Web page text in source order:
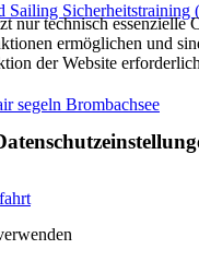
Sailing Sicherheitstraining
segeln Brombachsee
nur technisch essenzielle
ermöglichen und
der Website